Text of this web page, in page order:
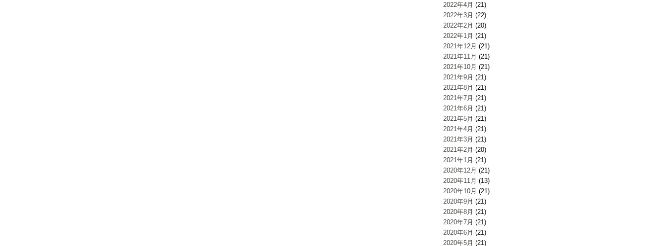
2022年4月 (21)
2022年3月 (22)
2022年2月 (20)
2022年1月 (21)
2021年12月 (21)
2021年11月 (21)
2021年10月 (21)
2021年9月 (21)
2021年8月 (21)
2021年7月 (21)
2021年6月 (21)
2021年5月 (21)
2021年4月 (21)
2021年3月 (21)
2021年2月 (20)
2021年1月 (21)
2020年12月 (21)
2020年11月 (13)
2020年10月 (21)
2020年9月 (21)
2020年8月 (21)
2020年7月 (21)
2020年6月 (21)
2020年5月 (21)